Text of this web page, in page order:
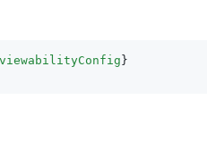
viewabilityConfig}